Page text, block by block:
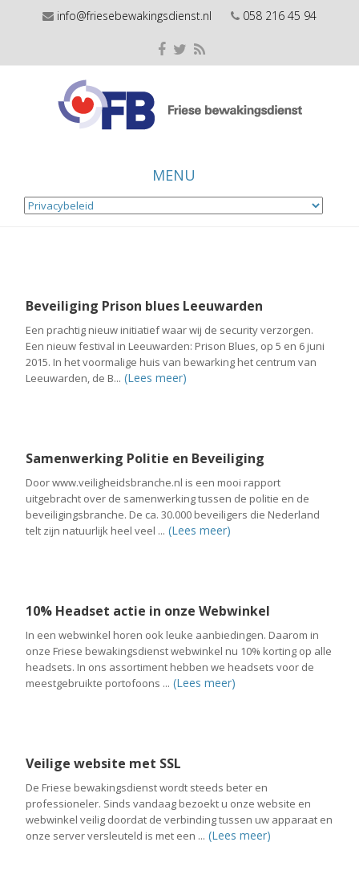
info@friesebewakingsdienst.nl 058 216 45 94
MENU
Beveiliging Prison blues Leeuwarden
Een prachtig nieuw initiatief waar wij de security verzorgen.
Een nieuw festival in Leeuwarden: Prison Blues, op 5 en 6 juni
2015. In het voormalige huis van bewarking het centrum van
Leeuwarden, de B... (Lees meer)
Samenwerking Politie en Beveiliging
Door www.veiligheidsbranche.nl is een mooi rapport
uitgebracht over de samenwerking tussen de politie en de
beveiligingsbranche. De ca. 30.000 beveiligers die Nederland
telt zijn natuurlijk heel veel ... (Lees meer)
10% Headset actie in onze Webwinkel
In een webwinkel horen ook leuke aanbiedingen. Daarom in
onze Friese bewakingsdienst webwinkel nu 10% korting op alle
headsets. In ons assortiment hebben we headsets voor de
meestgebruikte portofoons ... (Lees meer)
Veilige website met SSL
De Friese bewakingsdienst wordt steeds beter en
professioneler. Sinds vandaag bezoekt u onze website en
webwinkel veilig doordat de verbinding tussen uw apparaat en
onze server versleuteld is met een ... (Lees meer)